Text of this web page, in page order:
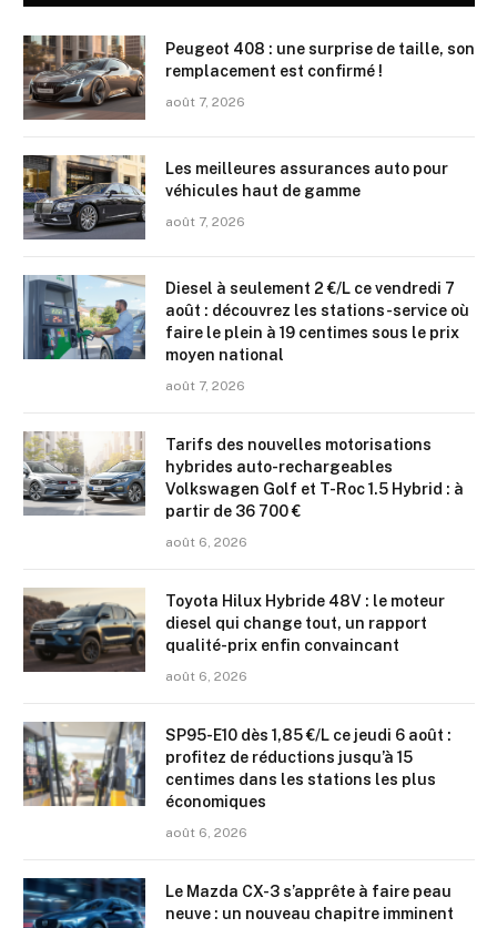
Peugeot 408 : une surprise de taille, son
remplacement est confirmé !
août 7, 2026
Les meilleures assurances auto pour
véhicules haut de gamme
août 7, 2026
Diesel à seulement 2 €/L ce vendredi 7
août : découvrez les stations-service où
faire le plein à 19 centimes sous le prix
moyen national
août 7, 2026
Tarifs des nouvelles motorisations
hybrides auto-rechargeables
Volkswagen Golf et T-Roc 1.5 Hybrid : à
partir de 36 700 €
août 6, 2026
Toyota Hilux Hybride 48V : le moteur
diesel qui change tout, un rapport
qualité-prix enfin convaincant
août 6, 2026
SP95-E10 dès 1,85 €/L ce jeudi 6 août :
profitez de réductions jusqu’à 15
centimes dans les stations les plus
économiques
août 6, 2026
Le Mazda CX-3 s’apprête à faire peau
neuve : un nouveau chapitre imminent